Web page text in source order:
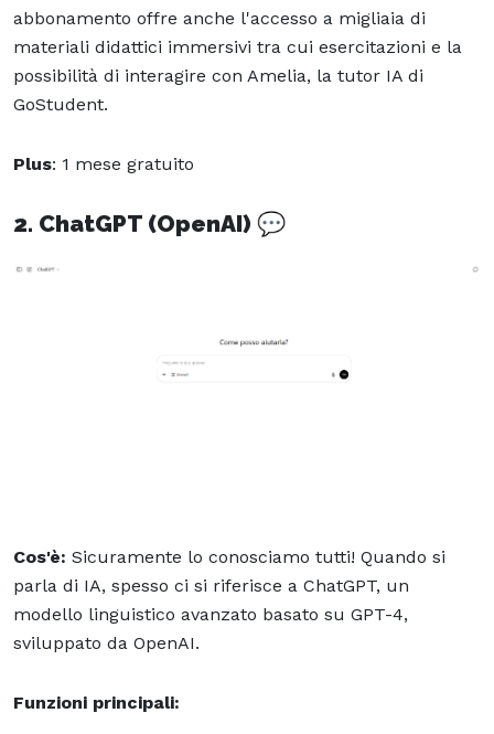
abbonamento offre anche l'accesso a migliaia di
materiali didattici immersivi tra cui esercitazioni e la
possibilità di interagire con Amelia, la tutor IA di
GoStudent.
Plus: 1 mese gratuito
2. ChatGPT (OpenAI) 💬
Cos'è: Sicuramente lo conosciamo tutti! Quando si
parla di IA, spesso ci si riferisce a ChatGPT, un
modello linguistico avanzato basato su GPT-4,
sviluppato da OpenAI.
Funzioni principali: